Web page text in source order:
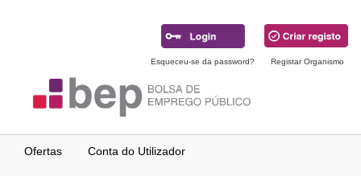
Esqueceu-se da password? Registar Organismo
Ofertas Conta do Utilizador